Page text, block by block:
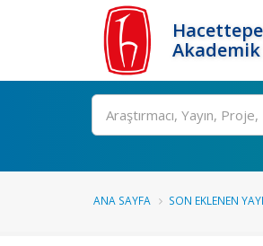
Ara
ANA SAYFA SON EKLENEN